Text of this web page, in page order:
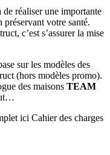
réaliser une importante
préservant votre santé.
c’est s’assurer la mise
sur les modèles des
(hors modèles promo).
des maisons TEAM
ici Cahier des charges